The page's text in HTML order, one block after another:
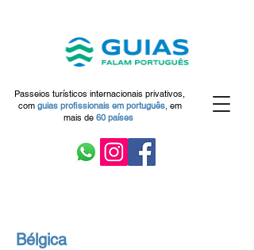
Passeios turísticos internacionais privativos,
com guias profissionais em português, em
mais de 60 países
Bélgica